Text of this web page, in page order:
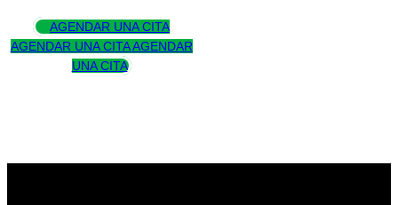
AGENDAR UNA CITA
AGENDAR UNA CITA AGENDAR
UNA CITA